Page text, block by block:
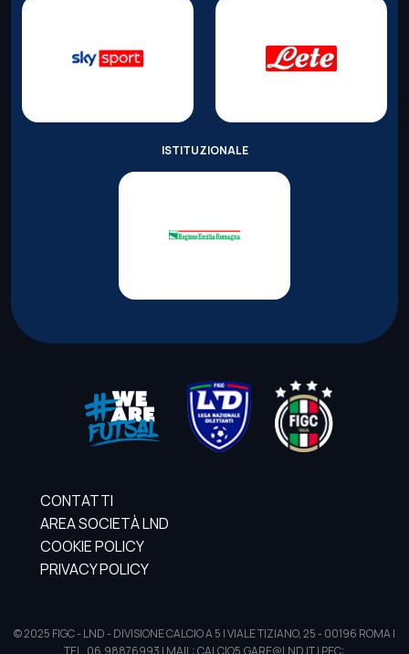
ISTITUZIONALE
CONTATTI
AREA SOCIETÀ LND
COOKIE POLICY
PRIVACY POLICY
© 2025 FIGC - LND - DIVISIONE CALCIO A 5 | VIALE TIZIANO, 25 - 00196 ROMA |
TEL. 06.98876993 | MAIL: CALCIO5.GARE@LND.IT | PEC: